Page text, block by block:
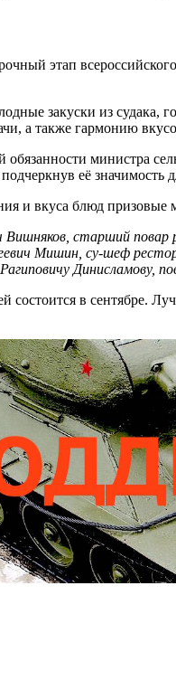
этап
закуски из
а также гармонию
министра
её значимость
и вкуса блюд призовые
Вишняков, старший повар
Мишин, су-шеф
Динисламову,
состоится в сентябре.